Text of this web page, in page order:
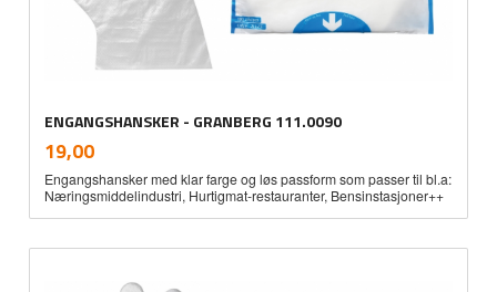
ENGANGSHANSKER - GRANBERG 111.0090
Pris
19,00mva.
Engangshansker med klar farge og løs passform som passer til bl.a:
Næringsmiddelindustri, Hurtigmat-restauranter, Bensinstasjoner++